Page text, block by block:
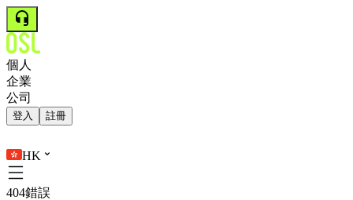
個人
企業
公司
登入 註冊
HK
404錯誤